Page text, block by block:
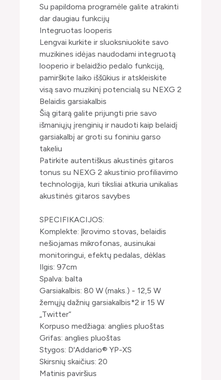
Su papildoma programėle galite atrakinti
dar daugiau funkcijų
Integruotas looperis
Lengvai kurkite ir sluoksniuokite savo
muzikines idėjas naudodami integruotą
looperio ir belaidžio pedalo funkciją,
pamirškite laiko iššūkius ir atskleiskite
visą savo muzikinį potencialą su NEXG 2
Belaidis garsiakalbis
Šią gitarą galite prijungti prie savo
išmaniųjų įrenginių ir naudoti kaip belaidį
garsiakalbį ar groti su foniniu garso
takeliu
Patirkite autentiškus akustinės gitaros
tonus su NEXG 2 akustinio profiliavimo
technologija, kuri tiksliai atkuria unikalias
akustinės gitaros savybes
SPECIFIKACIJOS:
Komplekte: Įkrovimo stovas, belaidis
nešiojamas mikrofonas, ausinukai
monitoringui, efektų pedalas, dėklas
Ilgis: 97cm
Spalva: balta
Garsiakalbis: 80 W (maks.) - 12,5 W
žemųjų dažnių garsiakalbis*2 ir 15 W
„Twitter“
Korpuso medžiaga: anglies pluoštas
Grifas: anglies pluoštas
Stygos: D'Addario® YP-XS
Skirsnių skaičius: 20
Matinis paviršius